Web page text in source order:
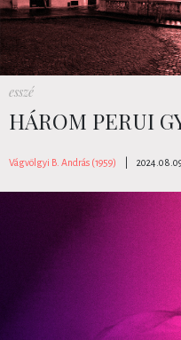
esszé
HÁROM PERUI
Vágvölgyi B. András (1959)